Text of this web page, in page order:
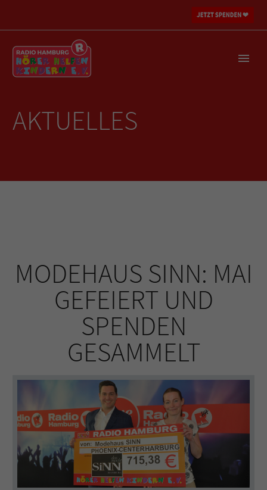
AKTUELLES
MODEHAUS SINN: MAI
GEFEIERT UND
SPENDEN
GESAMMELT